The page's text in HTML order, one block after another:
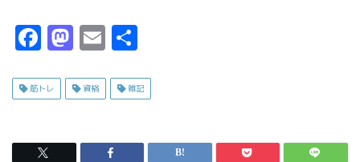
F
c
b
M
s
o
E
ai
筋トレ 資格 雑記